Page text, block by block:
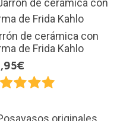
de cerámica con
de Frida Kahlo